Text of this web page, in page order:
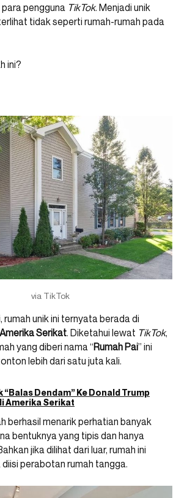
pengguna TikTok. Menjadi unik
tidak seperti rumah-rumah pada
ini?
via TikTok
rumah unik ini ternyata berada di
Serikat. Diketahui lewat TikTok,
yang diberi nama “Rumah Pai” ini
lebih dari satu juta kali.
“Balas Dendam” Ke Donald Trump
Amerika Serikat
berhasil menarik perhatian banyak
bentuknya yang tipis dan hanya
jika dilihat dari luar, rumah ini
perabotan rumah tangga.